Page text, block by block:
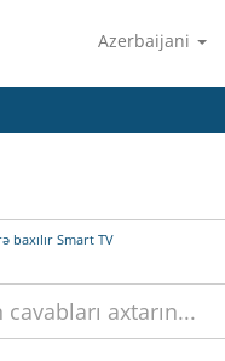
Azerbaijani
baxılır Smart TV